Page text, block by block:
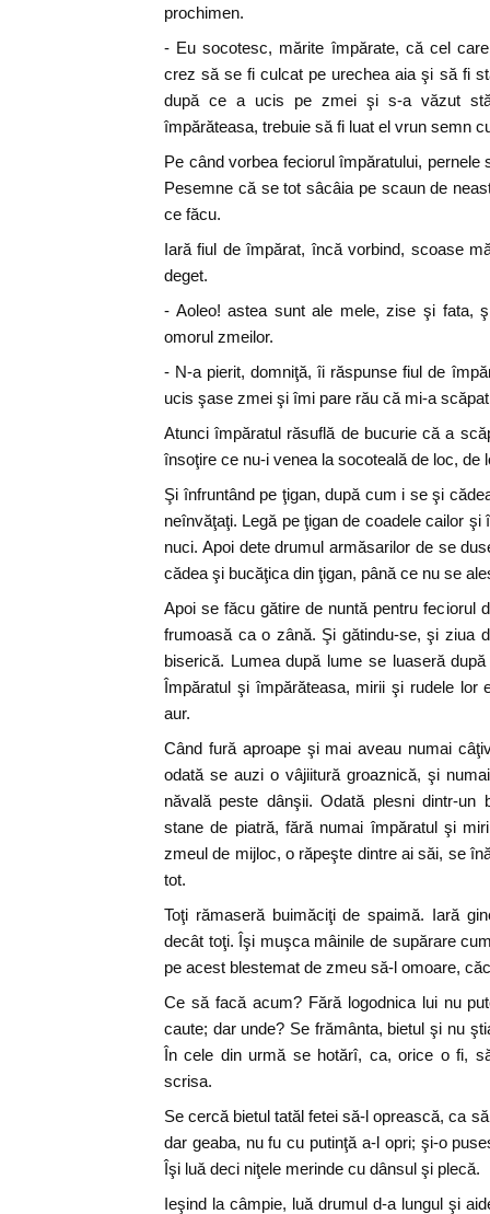
prochimen.
- Eu socotesc, mărite împărate, că cel
crez să se fi culcat pe urechea aia şi să fi
după ce a ucis pe zmei şi s-a văzut
împărăteasa, trebuie să fi luat el vrun semn
Pe când vorbea feciorul împăratului, pernele
Pesemne că se tot sâcâia pe scaun de
ce făcu.
Iară fiul de împărat, încă vorbind, scoase
deget.
- Aoleo! astea sunt ale mele, zise şi fata,
omorul zmeilor.
- N-a pierit, domniţă, îi răspunse fiul de
ucis şase zmei şi îmi pare rău că mi-a
Atunci împăratul răsuflă de bucurie că a
însoţire ce nu-i venea la socoteală de loc, de
Şi înfruntând pe ţigan, după cum i se şi
neînvăţaţi. Legă pe ţigan de coadele cailor
nuci. Apoi dete drumul armăsarilor de se
cădea şi bucăţica din ţigan, până ce nu se
Apoi se făcu gătire de nuntă pentru feciorul
frumoasă ca o zână. Şi gătindu-se, şi ziua
biserică. Lumea după lume se luaseră
Împăratul şi împărăteasa, mirii şi rudele lor
aur.
Când fură aproape şi mai aveau numai
odată se auzi o vâjiitură groaznică, şi
năvală peste dânşii. Odată plesni dintr-
stane de piatră, fără numai împăratul şi
zmeul de mijloc, o răpeşte dintre ai săi, se
tot.
Toţi rămaseră buimăciţi de spaimă. Iară
decât toţi. Îşi muşca mâinile de supărare
pe acest blestemat de zmeu să-l omoare,
Ce să facă acum? Fără logodnica lui nu
caute; dar unde? Se frământa, bietul şi nu
În cele din urmă se hotărî, ca, orice o fi,
scrisa.
Se cercă bietul tatăl fetei să-l oprească, ca
dar geaba, nu fu cu putinţă a-l opri; şi-o
Îşi luă deci niţele merinde cu dânsul şi plecă.
Ieşind la câmpie, luă drumul d-a lungul şi